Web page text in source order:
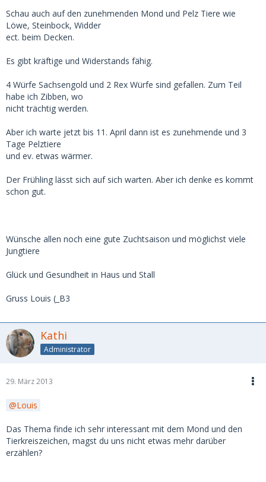
Schau auch auf den zunehmenden Mond und Pelz Tiere wie
Löwe, Steinbock, Widder
ect. beim Decken.
Es gibt kräftige und Widerstands fähig.
4 Würfe Sachsengold und 2 Rex Würfe sind gefallen. Zum Teil
habe ich Zibben, wo
nicht trächtig werden.
Aber ich warte jetzt bis 11. April dann ist es zunehmende und 3
Tage Pelztiere
und ev. etwas wärmer.
Der Frühling lässt sich auf sich warten. Aber ich denke es kommt
schon gut.
Wünsche allen noch eine gute Zuchtsaison und möglichst viele
Jungtiere
Glück und Gesundheit in Haus und Stall
Gruss Louis (_B3
Kathi
Administrator
29. März 2013
Louis
Das Thema finde ich sehr interessant mit dem Mond und den
Tierkreiszeichen, magst du uns nicht etwas mehr darüber
erzählen?